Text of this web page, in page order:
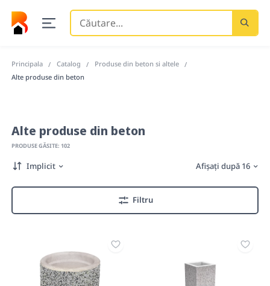
Căutare
Principala Catalog
Produse din beton si altele
Alte produse din beton
Alte produse din beton
PRODUSE GĂSITE: 102
Implicit Afișați după 16
Filtru